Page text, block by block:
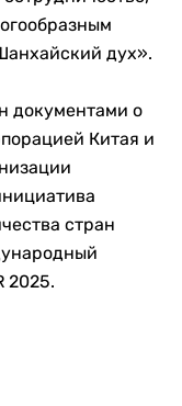
дух».
документами о
Китая и
стран
2025.